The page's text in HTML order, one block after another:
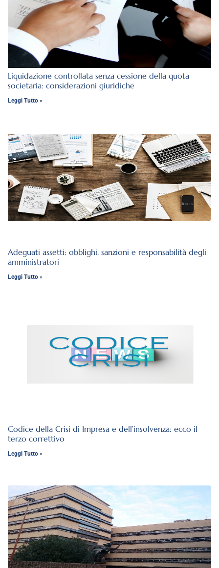
Liquidazione controllata senza cessione della quota
societaria: considerazioni giuridiche
Leggi Tutto »
Adeguati assetti: obblighi, sanzioni e responsabilità degli
amministratori
Leggi Tutto »
Codice della Crisi di Impresa e dell’insolvenza: ecco il
terzo correttivo
Leggi Tutto »